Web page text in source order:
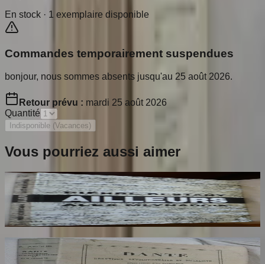
En stock · 1 exemplaire disponible
Commandes temporairement suspendues
bonjour, nous sommes absents jusqu'au 25 août 2026.
Retour prévu : mardi 25 août 2026
Quantité
Indisponible (Vacances)
Vous pourriez aussi aimer
Ailleurs
RESTANY Pierre
65€
Dante Hérétique et Révolutionnaire et
Socialiste